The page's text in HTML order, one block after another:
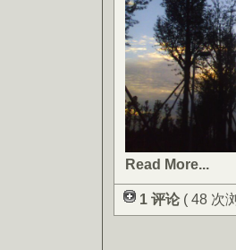
Read More...
1 评论 ( 48 次